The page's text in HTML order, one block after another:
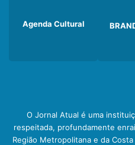
Agenda Cultural
O Jornal Atual é uma
respeitada, profundamente
Região Metropolitana e da